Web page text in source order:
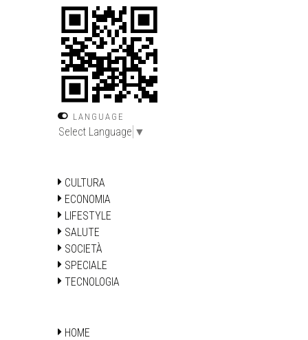
LANGUAGE
Select Language ▼
CULTURA
ECONOMIA
LIFESTYLE
SALUTE
SOCIETÀ
SPECIALE
TECNOLOGIA
HOME